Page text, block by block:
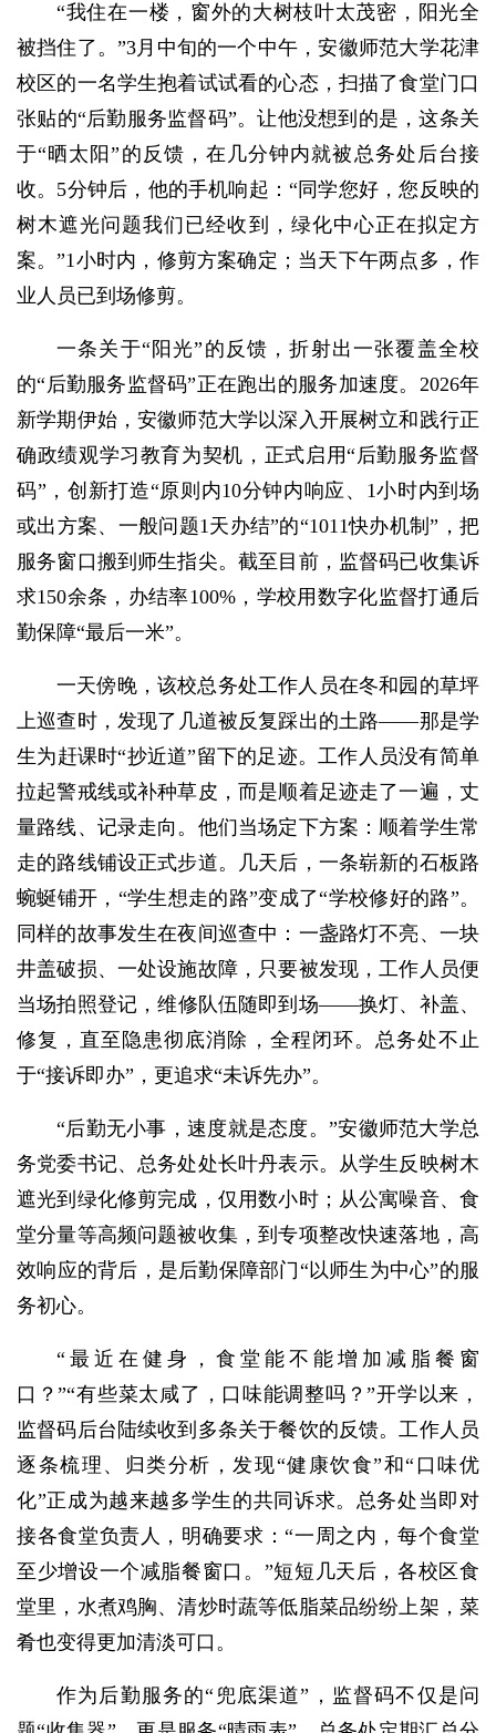
“我住在一楼，窗外的大树枝叶太茂密，阳光全
被挡住了。”3月中旬的一个中午，安徽师范大学花津
校区的一名学生抱着试试看的心态，扫描了食堂门口
张贴的“后勤服务监督码”。让他没想到的是，这条关
于“晒太阳”的反馈，在几分钟内就被总务处后台接
收。5分钟后，他的手机响起：“同学您好，您反映的
树木遮光问题我们已经收到，绿化中心正在拟定方
案。”1小时内，修剪方案确定；当天下午两点多，作
业人员已到场修剪。
一条关于“阳光”的反馈，折射出一张覆盖全校
的“后勤服务监督码”正在跑出的服务加速度。2026年
新学期伊始，安徽师范大学以深入开展树立和践行正
确政绩观学习教育为契机，正式启用“后勤服务监督
码”，创新打造“原则内10分钟内响应、1小时内到场
或出方案、一般问题1天办结”的“1011快办机制”，把
服务窗口搬到师生指尖。截至目前，监督码已收集诉
求150余条，办结率100%，学校用数字化监督打通后
勤保障“最后一米”。
一天傍晚，该校总务处工作人员在冬和园的草坪
上巡查时，发现了几道被反复踩出的土路——那是学
生为赶课时“抄近道”留下的足迹。工作人员没有简单
拉起警戒线或补种草皮，而是顺着足迹走了一遍，丈
量路线、记录走向。他们当场定下方案：顺着学生常
走的路线铺设正式步道。几天后，一条崭新的石板路
蜿蜒铺开，“学生想走的路”变成了“学校修好的路”。
同样的故事发生在夜间巡查中：一盏路灯不亮、一块
井盖破损、一处设施故障，只要被发现，工作人员便
当场拍照登记，维修队伍随即到场——换灯、补盖、
修复，直至隐患彻底消除，全程闭环。总务处不止
于“接诉即办”，更追求“未诉先办”。
“后勤无小事，速度就是态度。”安徽师范大学总
务党委书记、总务处处长叶丹表示。从学生反映树木
遮光到绿化修剪完成，仅用数小时；从公寓噪音、食
堂分量等高频问题被收集，到专项整改快速落地，高
效响应的背后，是后勤保障部门“以师生为中心”的服
务初心。
“最近在健身，食堂能不能增加减脂餐窗
口？”“有些菜太咸了，口味能调整吗？”开学以来，
监督码后台陆续收到多条关于餐饮的反馈。工作人员
逐条梳理、归类分析，发现“健康饮食”和“口味优
化”正成为越来越多学生的共同诉求。总务处当即对
接各食堂负责人，明确要求：“一周之内，每个食堂
至少增设一个减脂餐窗口。”短短几天后，各校区食
堂里，水煮鸡胸、清炒时蔬等低脂菜品纷纷上架，菜
肴也变得更加清淡可口。
作为后勤服务的“兜底渠道”，监督码不仅是问